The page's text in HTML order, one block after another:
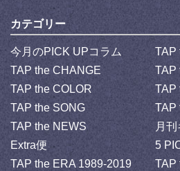
カテゴリー
今月のPICK UPコラム
TAP
TAP the CHANGE
TAP
TAP the COLOR
TAP
TAP the SONG
TAP
TAP the NEWS
月
Extra便
5
TAP the ERA 1989-2019
TAP